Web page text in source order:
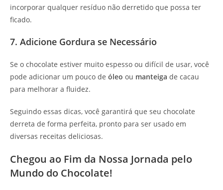
incorporar qualquer resíduo não derretido que possa ter
ficado.
7. Adicione Gordura se Necessário
Se o chocolate estiver muito espesso ou difícil de usar, você
pode adicionar um pouco de óleo ou manteiga de cacau
para melhorar a fluidez.
Seguindo essas dicas, você garantirá que seu chocolate
derreta de forma perfeita, pronto para ser usado em
diversas receitas deliciosas.
Chegou ao Fim da Nossa Jornada pelo
Mundo do Chocolate!